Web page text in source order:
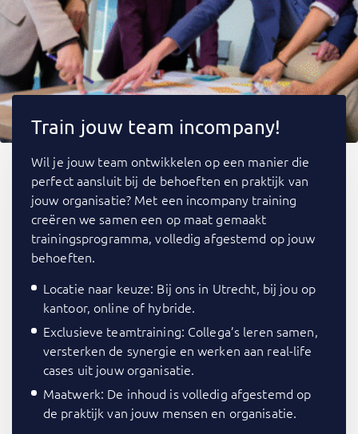
Train jouw team incompany!
Wil je jouw team ontwikkelen op een manier die
perfect aansluit bij de behoeften en praktijk van
jouw organisatie? Met een incompany training
creëren we samen een op maat gemaakt
trainingsprogramma, volledig afgestemd op jouw
behoeften.
Locatie naar keuze: Bij ons in Utrecht, bij jou op
kantoor, online of hybride.
Exclusieve teamtraining: Collega’s leren samen,
versterken de synergie en werken aan real-life
cases uit jouw organisatie.
Maatwerk: De inhoud is volledig afgestemd op
de praktijk van jouw mensen en organisatie.